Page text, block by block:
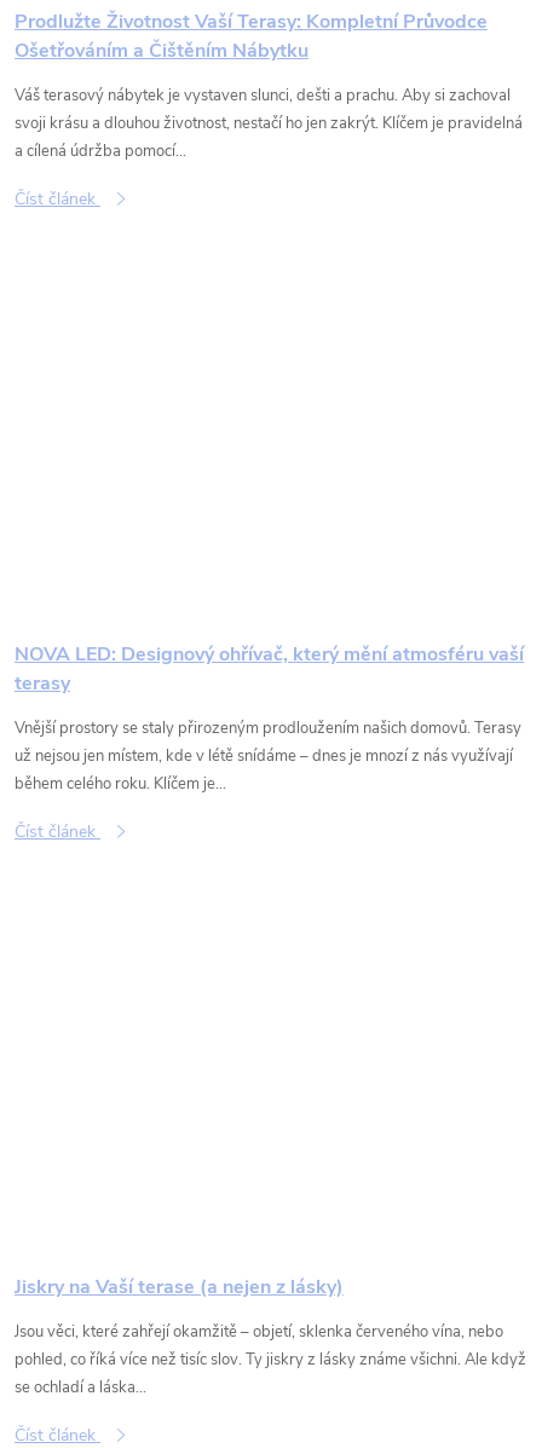
Prodlužte Životnost Vaší Terasy: Kompletní Průvodce
Ošetřováním a Čištěním Nábytku
Váš terasový nábytek je vystaven slunci, dešti a prachu. Aby si zachoval
svoji krásu a dlouhou životnost, nestačí ho jen zakrýt. Klíčem je pravidelná
a cílená údržba pomocí...
Číst článek
NOVA LED: Designový ohřívač, který mění atmosféru vaší
terasy
Vnější prostory se staly přirozeným prodloužením našich domovů. Terasy
už nejsou jen místem, kde v létě snídáme – dnes je mnozí z nás využívají
během celého roku. Klíčem je...
Číst článek
Jiskry na Vaší terase (a nejen z lásky)
Jsou věci, které zahřejí okamžitě – objetí, sklenka červeného vína, nebo
pohled, co říká více než tisíc slov. Ty jiskry z lásky známe všichni. Ale když
se ochladí a láska...
Číst článek